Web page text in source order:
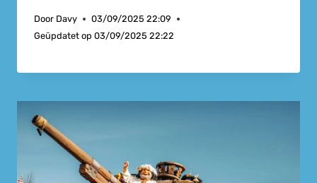
Door Davy
03/09/2025 22:09
Geüpdatet op 03/09/2025 22:22